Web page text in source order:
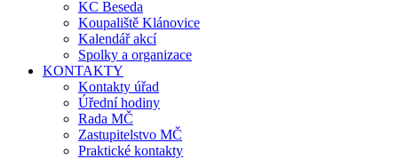
KC Beseda
Koupaliště Klánovice
Kalendář akcí
Spolky a organizace
KONTAKTY
Kontakty úřad
Úřední hodiny
Rada MČ
Zastupitelstvo MČ
Praktické kontakty